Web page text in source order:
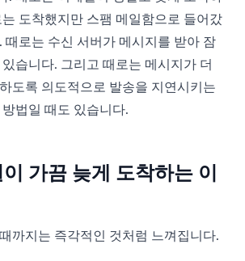
도착했지만 스팸 메일함으로 들어갔
때로는 수신 서버가 메시지를 받아 잠
습니다. 그리고 때로는 메시지가 더
도록 의도적으로 발송을 지연시키는
법일 때도 있습니다.
가끔 늦게 도착하는 이
까지는 즉각적인 것처럼 느껴집니다.